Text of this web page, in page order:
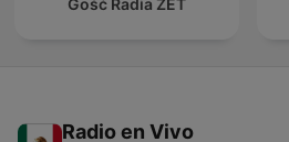
Gość Radia ZET
Radio en Vivo